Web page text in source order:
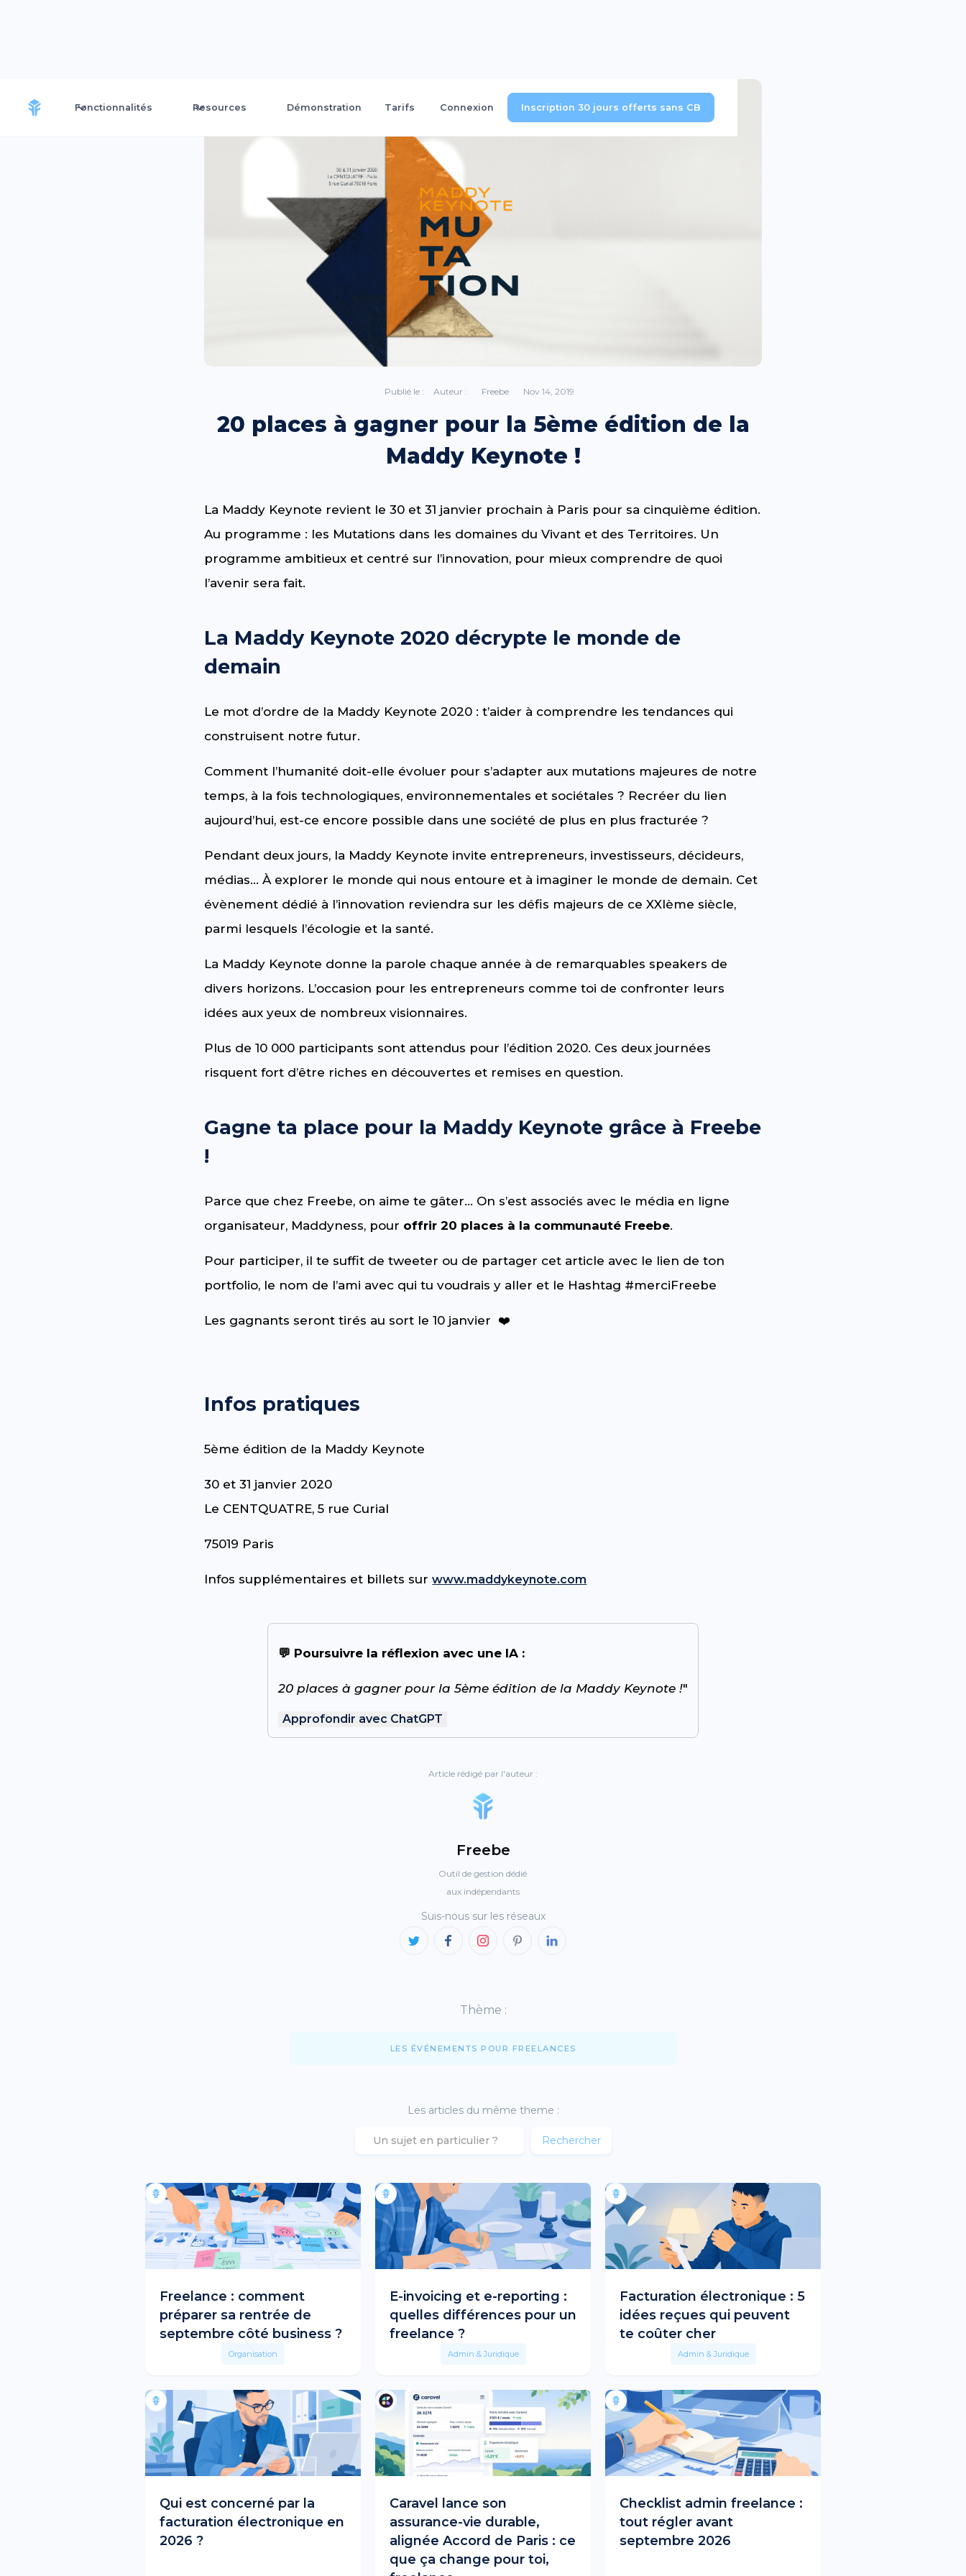
Fonctionnalités Resources Démonstration Tarifs Connexion Inscription 30 jours offerts sans CB
Publié le : Auteur : Freebe Nov 14, 2019
20 places à gagner pour la 5ème édition de la
Maddy Keynote !
La Maddy Keynote revient le 30 et 31 janvier prochain à Paris pour sa cinquième édition.
Au programme : les Mutations dans les domaines du Vivant et des Territoires. Un
programme ambitieux et centré sur l’innovation, pour mieux comprendre de quoi
l’avenir sera fait.
La Maddy Keynote 2020 décrypte le monde de
demain
Le mot d’ordre de la Maddy Keynote 2020 : t’aider à comprendre les tendances qui
construisent notre futur.
Comment l’humanité doit-elle évoluer pour s’adapter aux mutations majeures de notre
temps, à la fois technologiques, environnementales et sociétales ? Recréer du lien
aujourd’hui, est-ce encore possible dans une société de plus en plus fracturée ?
Pendant deux jours, la Maddy Keynote invite entrepreneurs, investisseurs, décideurs,
médias… À explorer le monde qui nous entoure et à imaginer le monde de demain. Cet
évènement dédié à l’innovation reviendra sur les défis majeurs de ce XXIème siècle,
parmi lesquels l’écologie et la santé.
La Maddy Keynote donne la parole chaque année à de remarquables speakers de
divers horizons. L’occasion pour les entrepreneurs comme toi de confronter leurs
idées aux yeux de nombreux visionnaires.
Plus de 10 000 participants sont attendus pour l’édition 2020. Ces deux journées
risquent fort d’être riches en découvertes et remises en question.
Gagne ta place pour la Maddy Keynote grâce à Freebe
!
Parce que chez Freebe, on aime te gâter… On s’est associés avec le média en ligne
organisateur, Maddyness, pour offrir 20 places à la communauté Freebe.
Pour participer, il te suffit de tweeter ou de partager cet article avec le lien de ton
portfolio, le nom de l’ami avec qui tu voudrais y aller et le Hashtag #merciFreebe
Les gagnants seront tirés au sort le 10 janvier ❤️
Infos pratiques
5ème édition de la Maddy Keynote
30 et 31 janvier 2020
Le CENTQUATRE, 5 rue Curial
75019 Paris
Infos supplémentaires et billets surwww.maddykeynote.com
💬 Poursuivre la réflexion avec une IA :
20 places à gagner pour la 5ème édition de la Maddy Keynote !"
Approfondir avec ChatGPT
Article rédigé par l'auteur :
Freebe
Outil de gestion dédié
aux indépendants
Suis-nous sur les réseaux
Thème :
LES ÉVÉNEMENTS POUR FREELANCES
Les articles du même theme :
Freelance : comment
préparer sa rentrée de
septembre côté business ?
Organisation
E-invoicing et e-reporting :
quelles différences pour un
freelance ?
Admin & Juridique
Facturation électronique : 5
idées reçues qui peuvent
te coûter cher
Admin & Juridique
Qui est concerné par la
facturation électronique en
2026 ?
Caravel lance son
assurance-vie durable,
alignée Accord de Paris : ce
que ça change pour toi,
Checklist admin freelance :
tout régler avant
septembre 2026